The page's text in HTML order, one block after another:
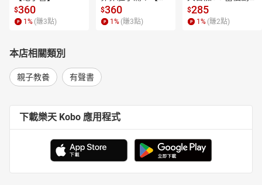
$360
1 % (賺3點)
子書】
$360
1 % (賺3點)
神！【電子書】
$285
1 % (賺2點)
本店相關類別
親子教養 有聲書
下載樂天 Kobo 應用程式